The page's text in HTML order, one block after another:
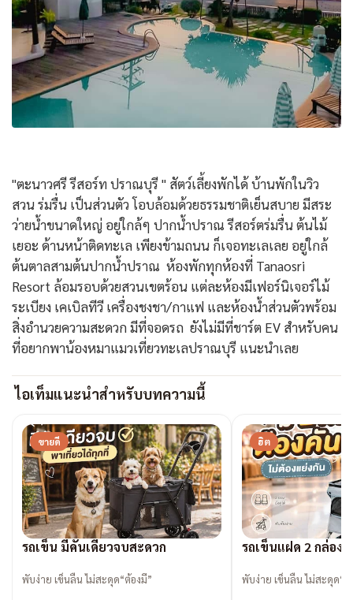
"ตะนาวศรี รีสอร์ท ปราณบุรี " สัตว์เลี้ยงพักได้ บ้านพักในวิว
สวน ร่มรื่น เป็นส่วนตัว โอบล้อมด้วยธรรมชาติเย็นสบาย มีสระ
ว่ายน้ำขนาดใหญ่ อยู่ใกล้ๆ ปากน้ำปราณ รีสอร์ตร่มรื่น ต้นไม้
เยอะ ด้านหน้าติดทะเล เพียงข้ามถนน ก็เจอทะเลเลย อยู่ใกล้
ต้นตาลสามต้นปากน้ำปราณ ห้องพักทุกห้องที่ Tanaosri
Resort ล้อมรอบด้วยสวนเขตร้อน แต่ละห้องมีเฟอร์นิเจอร์ไม้
ระเบียง เคเบิลทีวี เครื่องชงชา/กาแฟ และห้องน้ำส่วนตัวพร้อม
สิ่งอำนวยความสะดวก มีที่จอดรถ ยังไม่มีที่ชาร์ต EV สำหรับคน
ที่อยากพาน้องหมาแมวเที่ยวทะเลปราณบุรี แนะนำเลย
ไอเท็มแนะนำสำหรับบทความนี้
ขายดี
รถเข็น มีคันเดียวจบสะดวก
พับง่าย เข็นลื่น ไม่สะดุด“ต้องมี”
ฮิต
รถเข็นแฝด 2 กล่อง
พับง่าย เข็นลื่น ไม่สะดุด“ต้